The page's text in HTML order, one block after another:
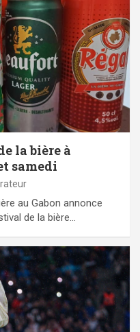
la bière à
samedi
au Gabon annonce
de la bière…